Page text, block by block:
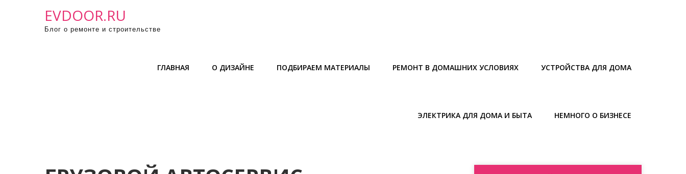
EVDOOR.RU
Блог о ремонте и строительстве
ГЛАВНАЯ О ДИЗАЙНЕ ПОДБИРАЕМ МАТЕРИАЛЫ РЕМОНТ В ДОМАШНИХ УСЛОВИЯХ УСТРОЙСТВА ДЛЯ ДОМА
ЭЛЕКТРИКА ДЛЯ ДОМА И БЫТА НЕМНОГО О БИЗНЕСЕ